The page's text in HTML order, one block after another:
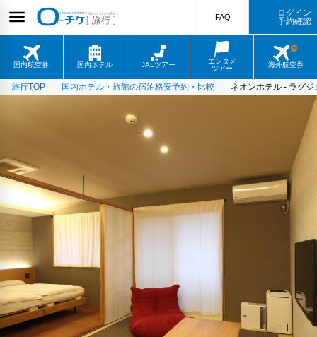
国内航空券 国内ホテル JALツアー
エンタメ
ツアー
海外航空券
FAQ
ログイン
予約確認
旅行TOP 国内ホテル・旅館の宿泊格安予約・比較 ネオンホテル - ラグ